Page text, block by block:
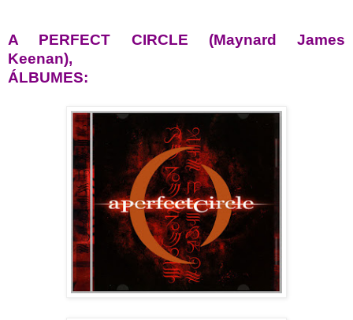
A PERFECT CIRCLE (Maynard James
Keenan),
ÁLBUMES: